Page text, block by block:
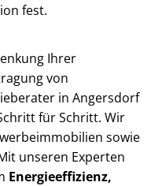
fest.
Ihrer
von
in Angersdorf
für Schritt. Wir
sowie
unseren Experten
En­er­gie­ef­fi­zi­enz,